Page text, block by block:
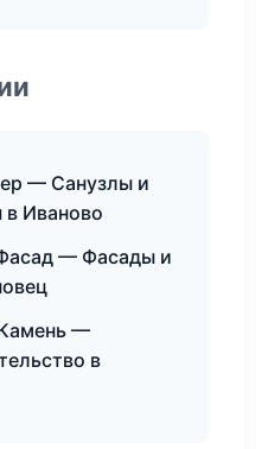
— Санузлы и
в Иваново
— Фасады и
—
в